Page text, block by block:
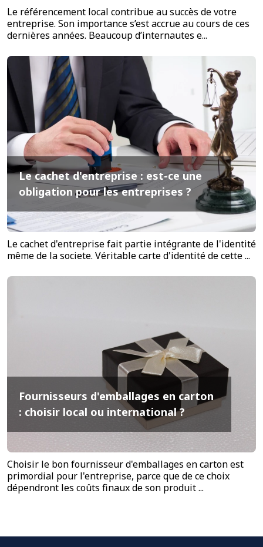
Le référencement local contribue au succès de votre
entreprise. Son importance s’est accrue au cours de ces
dernières années. Beaucoup d’internautes e...
Le cachet d'entreprise : est-ce une
obligation pour les entreprises ?
Le cachet d'entreprise fait partie intégrante de l'identité
même de la societe. Véritable carte d'identité de cette ...
Fournisseurs d'emballages en carton
: choisir local ou international ?
Choisir le bon fournisseur d'emballages en carton est
primordial pour l'entreprise, parce que de ce choix
dépendront les coûts finaux de son produit ...